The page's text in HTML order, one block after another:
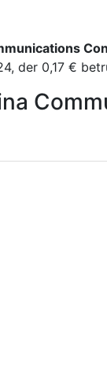
der 0,17 €